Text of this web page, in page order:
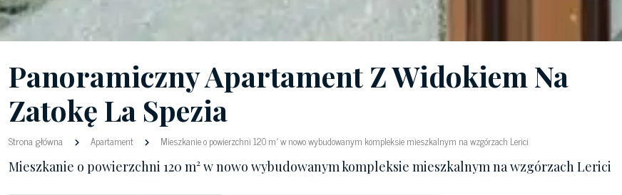
Panoramiczny Apartament Z Widokiem Na
Zatokę La Spezia
Strona główna Apartament Mieszkanie o powierzchni 120 m² w nowo wybudowanym kompleksie mieszkalnym na wzgórzach Lerici
Mieszkanie o powierzchni 120 m² w nowo wybudowanym kompleksie mieszkalnym na wzgórzach Lerici